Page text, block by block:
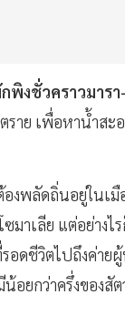
พิงชั่วคราวมารา
าย เพื่อหาน้ำสะ
พลัดถิ่นอยู่ในเมื
มาเลีย แต่อย่าง
อดชีวิตไปถึงค่า
ยกว่าครึ่งของสัต